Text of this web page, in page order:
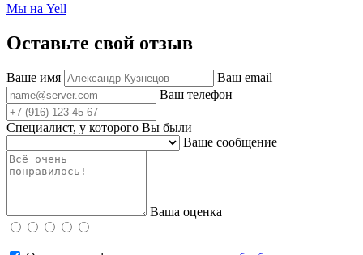
Мы на Yell
Оставьте свой отзыв
Ваше имя
Ваш email
Ваш телефон
Специалист, у которого Вы были
Ваше сообщение
Ваша оценка